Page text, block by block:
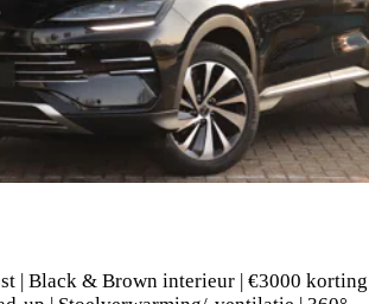
| Black & Brown interieur | €3000 korting